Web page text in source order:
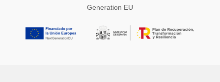
Generation EU